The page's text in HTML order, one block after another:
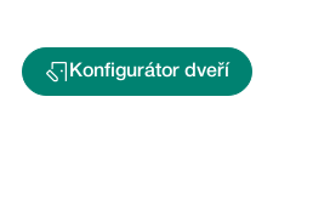
Konfigurátor dveří